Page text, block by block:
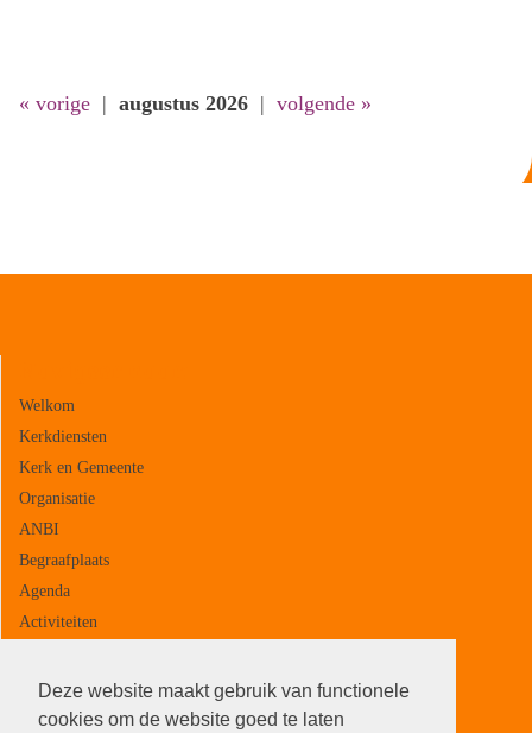
Deze website maakt gebruik van functionele
cookies om de website goed te laten
« vorige | augustus 2026 | volgende »
Welkom
Kerkdiensten
Kerk en Gemeente
Organisatie
ANBI
Begraafplaats
Agenda
Activiteiten